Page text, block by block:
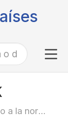
Abreviaciones de país de acuerdo a la norma ISO-3166 alfa-2